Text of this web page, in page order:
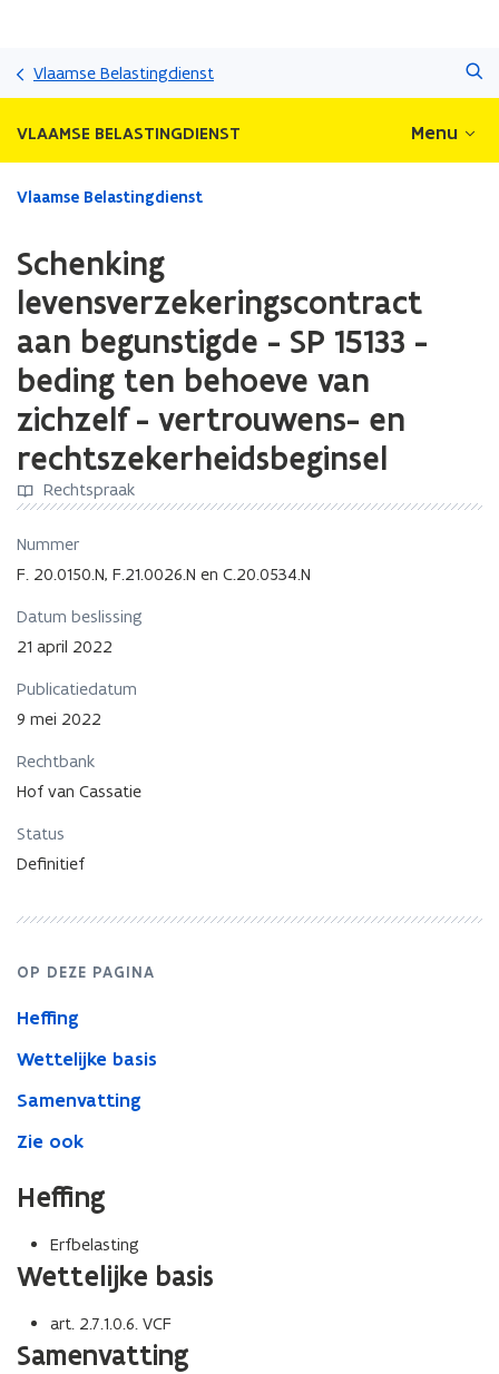
gaan
Vlaamse Belastingdienst
VLAAMSE BELASTINGDIENST Menu
Gedaan
bevindt
zich
op:
Schenking
levensverzekeringscontract
begunstigde
15133
beding
ten
van
zichzelf
vertrouwens-
Vlaamse Belastingdienst
Schenking
levensverzekeringscontract
aan begunstigde - SP 15133 -
beding ten behoeve van
zichzelf - vertrouwens- en
rechtszekerheidsbeginsel
Rechtspraak
Nummer
F. 20.0150.N, F.21.0026.N en C.20.0534.N
Datum beslissing
21 april 2022
Publicatiedatum
9 mei 2022
Rechtbank
Hof van Cassatie
Status
Definitief
OP DEZE PAGINA
Heffing
Wettelijke basis
Samenvatting
Zie ook
Heffing
Erfbelasting
Wettelijke basis
art. 2.7.1.0.6. VCF
Samenvatting